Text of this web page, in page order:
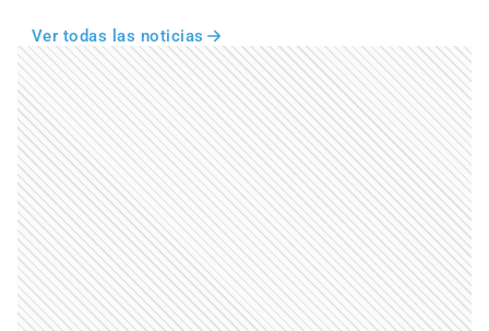
Ver todas las noticias